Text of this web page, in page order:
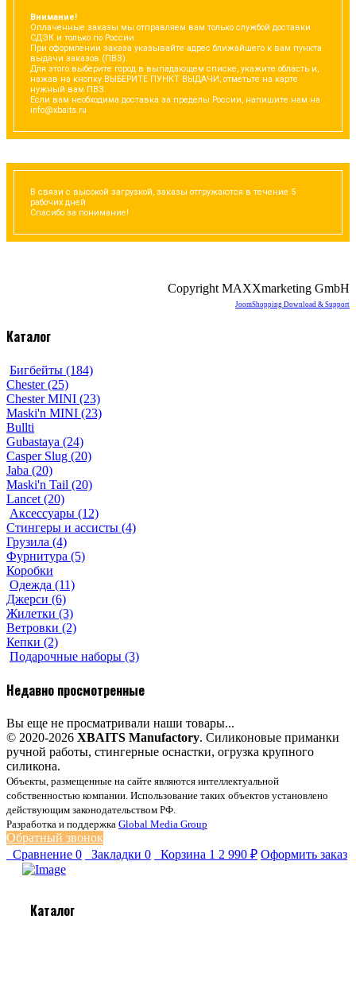
Внимание!
Оплаченные заказы мы отправляем вам только службой доставки
СДЭК и только по России.
При оформлении заказа указывайте адрес ближайшего к вам пункта
выдачи заказов (ПВЗ).
Для этого выберите город в выпадающем списке, укажите область и,
нажав на кнопку ВЫБЕРИТЕ ПУНКТ ВЫДАЧИ, отметьте на карте
нужный вам ПВЗ.
Если вам необходима доставка за пределы России, напишите нам на
info@xbaits.ru
В связи с высокой загрузкой, заказы отгружаются в течение 5
рабочих дней.
Спасибо за понимание!
Copyright MAXXmarketing GmbH
JoomShopping Download & Support
Каталог
Бигбейты (184)
Chester (25)
Chester MINI (23)
Maski'n MINI (23)
Bullti
Gubastaya (24)
Casper Slug (20)
Jaba (20)
Maski'n Tail (20)
Lancet (20)
Аксессуары (12)
Стингеры и ассисты (4)
Грузила (4)
Фурнитура (5)
Коробки
Одежда (11)
Джерси (6)
Жилетки (3)
Ветровки (2)
Кепки (2)
Подарочные наборы (3)
Недавно просмотренные
Вы еще не просматривали наши товары...
© 2020-2026 XBAITS Manufactory. Силиконовые приманки
ручной работы, стингерные оснастки, огрузка крупного
силикона.
Объекты, размещенные на сайте являются интеллектуальной
собственностью компании. Использование таких объектов установлено
действующим законодательством РФ.
Разработка и поддержка Global Media Group
Обратный звонок
Сравнение 0 Закладки 0 Корзина 1 2 990 ₽ Оформить заказ
Каталог